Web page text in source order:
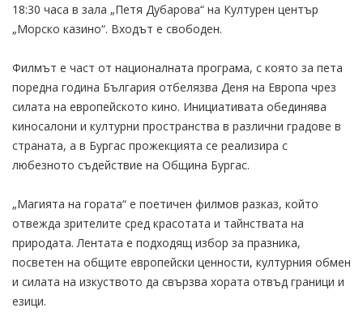
18:30 часа в зала „Петя Дубарова“ на Културен център
„Морско казино“. Входът е свободен.
Филмът е част от националната програма, с която за пета
поредна година България отбелязва Деня на Европа чрез
силата на европейското кино. Инициативата обединява
киносалони и културни пространства в различни градове в
страната, а в Бургас прожекцията се реализира с
любезното съдействие на Община Бургас.
„Магията на гората“ е поетичен филмов разказ, който
отвежда зрителите сред красотата и тайнствата на
природата. Лентата е подходящ избор за празника,
посветен на общите европейски ценности, културния обмен
и силата на изкуството да свързва хората отвъд граници и
езици.